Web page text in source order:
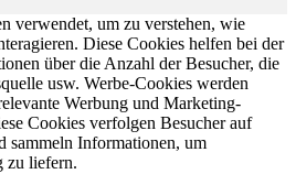
verwendet, um zu verstehen, wie
Diese Cookies helfen bei der
über die Anzahl der Besucher, die
usw. Werbe-Cookies werden
Werbung und Marketing-
Cookies verfolgen Besucher auf
sammeln Informationen, um
zu liefern.